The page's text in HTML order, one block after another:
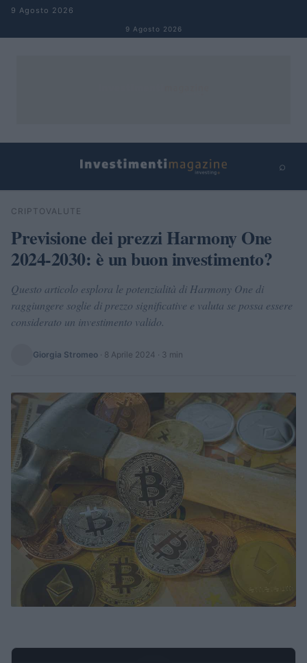
Salta al contenuto
9 Agosto 2026
9 Agosto 2026
⌕
Cerca
CRIPTOVALUTE
Previsione dei prezzi Harmony One
2024-2030: è un buon investimento?
Questo articolo esplora le potenzialità di Harmony One di
raggiungere soglie di prezzo significative e valuta se possa essere
considerato un investimento valido.
Giorgia Stromeo · 8 Aprile 2024 · 3 min